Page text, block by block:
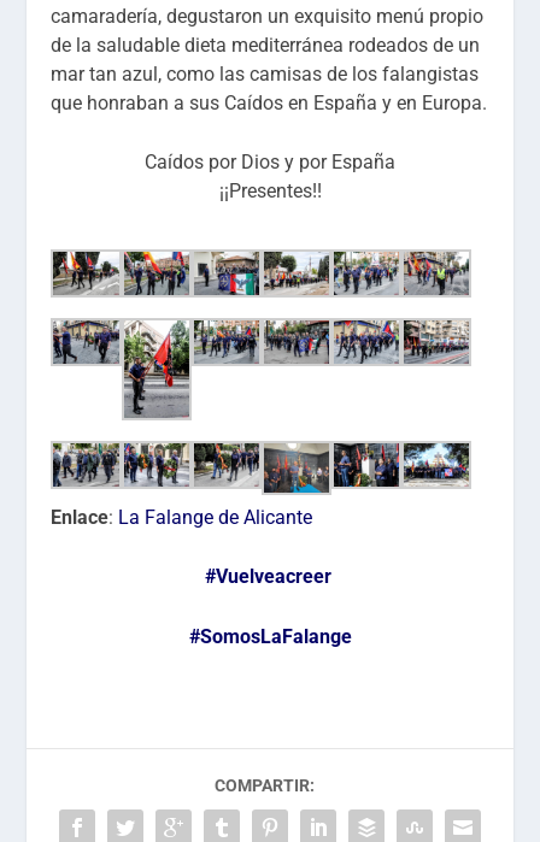
camaradería, degustaron un exquisito menú propio
de la saludable dieta mediterránea rodeados de un
mar tan azul, como las camisas de los falangistas
que honraban a sus Caídos en España y en Europa.
Caídos por Dios y por España
¡¡Presentes!!
Enlace: La Falange de Alicante
#Vuelveacreer
#SomosLaFalange
COMPARTIR: